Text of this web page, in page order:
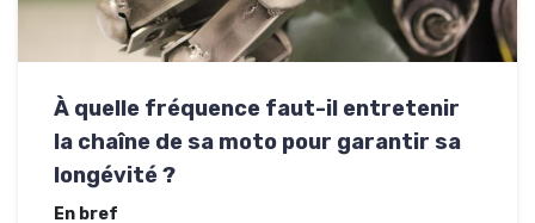
À quelle fréquence faut-il entretenir
la chaîne de sa moto pour garantir sa
longévité ?
En bref